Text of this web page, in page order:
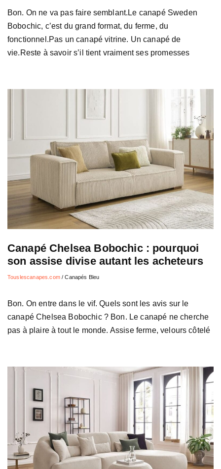
Bon. On ne va pas faire semblant.Le canapé Sweden
Bobochic, c’est du grand format, du ferme, du
fonctionnel.Pas un canapé vitrine. Un canapé de
vie.Reste à savoir s’il tient vraiment ses promesses
Canapé Chelsea Bobochic : pourquoi
son assise divise autant les acheteurs
Touslescanapes.com/Canapés Bleu
Bon. On entre dans le vif. Quels sont les avis sur le
canapé Chelsea Bobochic ? Bon. Le canapé ne cherche
pas à plaire à tout le monde. Assise ferme, velours côtelé